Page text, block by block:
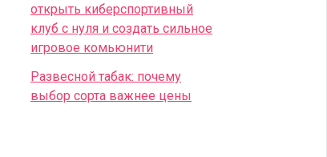
открыть киберспортивный
клуб с нуля и создать сильное
игровое комьюнити
Развесной табак: почему
выбор сорта важнее цены